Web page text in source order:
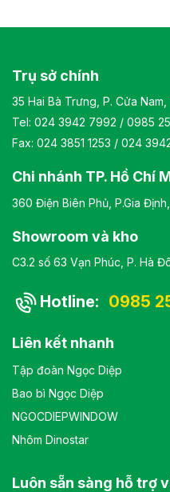
Trụ sở chính
35 Hai Bà Trưng, P. Cửa Nam,
Tel: 024 3942 7992 / 0985
Fax: 024 3851 1253 / 024
Chi nhánh TP. Hồ Chí
360 Điện Biên Phủ, P.Gia
Showroom và kho
C3.2 số 63 Vạn Phúc, P. Hà
Hotline: 0985
Liên kết nhanh
Tập đoàn Ngọc Diệp
Bao bì Ngọc Diệp
NGOCDIEPWINDOW
Nhôm Dinostar
Luôn sẵn sàng hỗ trợ